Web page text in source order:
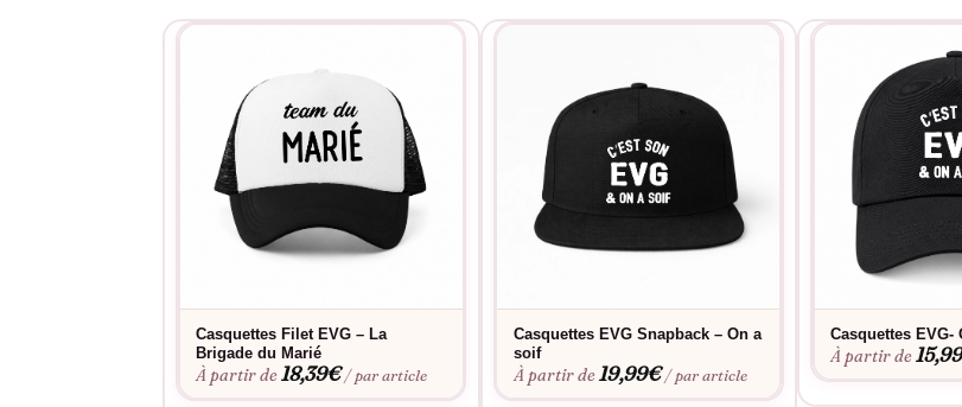
Casquettes Filet EVG – La
Brigade du Marié
À partir de18,39€ / par article
Casquettes EVG Snapback – On a
soif
À partir de19,99€ / par article
Casquettes EVG-
À partir de